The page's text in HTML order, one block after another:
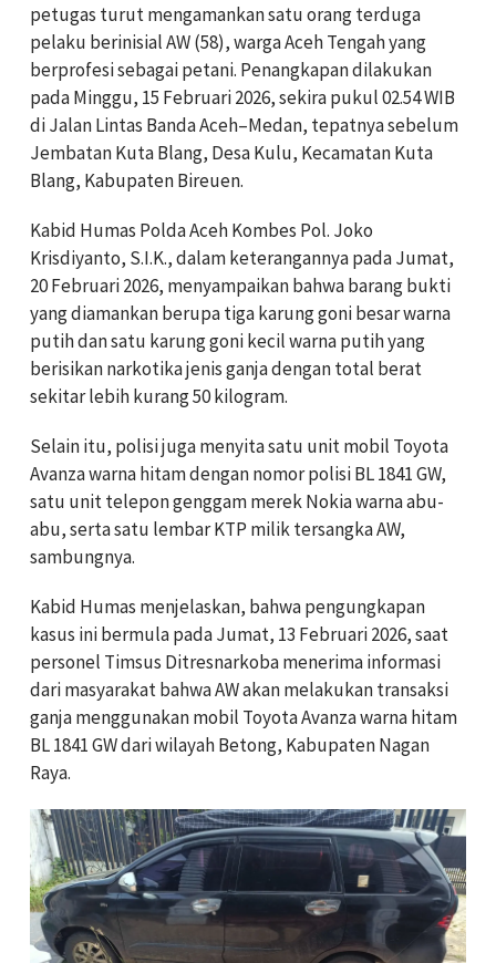
petugas turut mengamankan satu orang terduga
pelaku berinisial AW (58), warga Aceh Tengah yang
berprofesi sebagai petani. Penangkapan dilakukan
pada Minggu, 15 Februari 2026, sekira pukul 02.54 WIB
di Jalan Lintas Banda Aceh–Medan, tepatnya sebelum
Jembatan Kuta Blang, Desa Kulu, Kecamatan Kuta
Blang, Kabupaten Bireuen.
Kabid Humas Polda Aceh Kombes Pol. Joko
Krisdiyanto, S.I.K., dalam keterangannya pada Jumat,
20 Februari 2026, menyampaikan bahwa barang bukti
yang diamankan berupa tiga karung goni besar warna
putih dan satu karung goni kecil warna putih yang
berisikan narkotika jenis ganja dengan total berat
sekitar lebih kurang 50 kilogram.
Selain itu, polisi juga menyita satu unit mobil Toyota
Avanza warna hitam dengan nomor polisi BL 1841 GW,
satu unit telepon genggam merek Nokia warna abu-
abu, serta satu lembar KTP milik tersangka AW,
sambungnya.
Kabid Humas menjelaskan, bahwa pengungkapan
kasus ini bermula pada Jumat, 13 Februari 2026, saat
personel Timsus Ditresnarkoba menerima informasi
dari masyarakat bahwa AW akan melakukan transaksi
ganja menggunakan mobil Toyota Avanza warna hitam
BL 1841 GW dari wilayah Betong, Kabupaten Nagan
Raya.